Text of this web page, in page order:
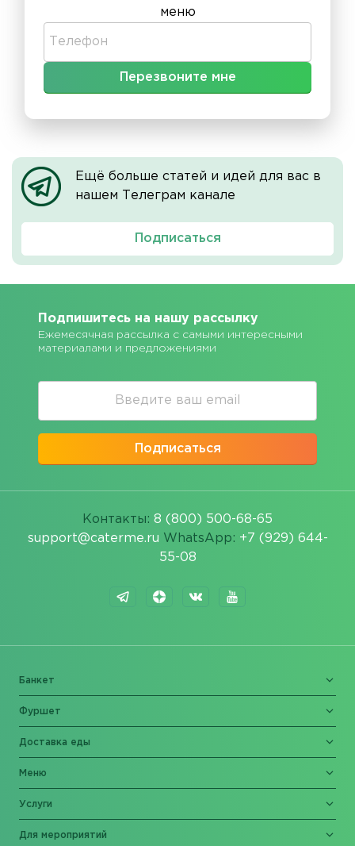
меню
Ещё больше статей и идей для вас в
нашем Телеграм канале
Подписаться
Подпишитесь на нашу рассылку
Ежемесячная рассылка с самыми интересными
материалами и предложениями
Подписаться
Контакты: 8 (800) 500-68-65
support@caterme.ru WhatsApp: +7 (929) 644-
55-08
Банкет
Фуршет
Доставка еды
Меню
Услуги
Для мероприятий